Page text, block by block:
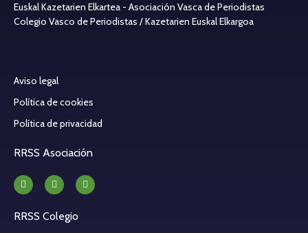
Euskal Kazetarien Elkartea - Asociación Vasca de Periodistas
Colegio Vasco de Periodistas / Kazetarien Euskal Elkargoa
Aviso legal
Política de cookies
Política de privacidad
RRSS Asociación
RRSS Colegio